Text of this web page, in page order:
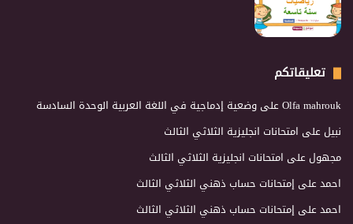
تعليقاتكم
Olfa mahroukعلى وضعية إدماجية في اللغة العربية الوحدة السادسة
نبيلعلى امتحانات انجليزية الثلاثي الثالث
مجهولعلى امتحانات انجليزية الثلاثي الثالث
احمدعلى إمتحانات حساب ذهني الثلاثي الثالث
احمدعلى إمتحانات حساب ذهني الثلاثي الثالث